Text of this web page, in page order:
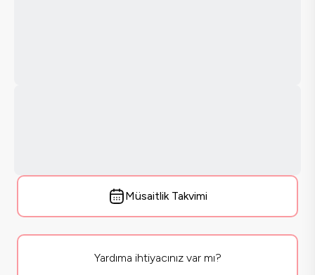
Müsaitlik Takvimi
Yardıma ihtiyacınız var mı?